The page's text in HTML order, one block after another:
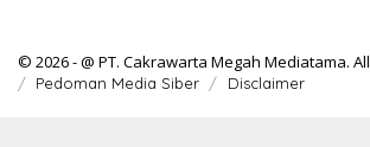
© 2026 - @ PT. Cakrawarta Megah Mediatama.
Pedoman Media Siber Disclaimer